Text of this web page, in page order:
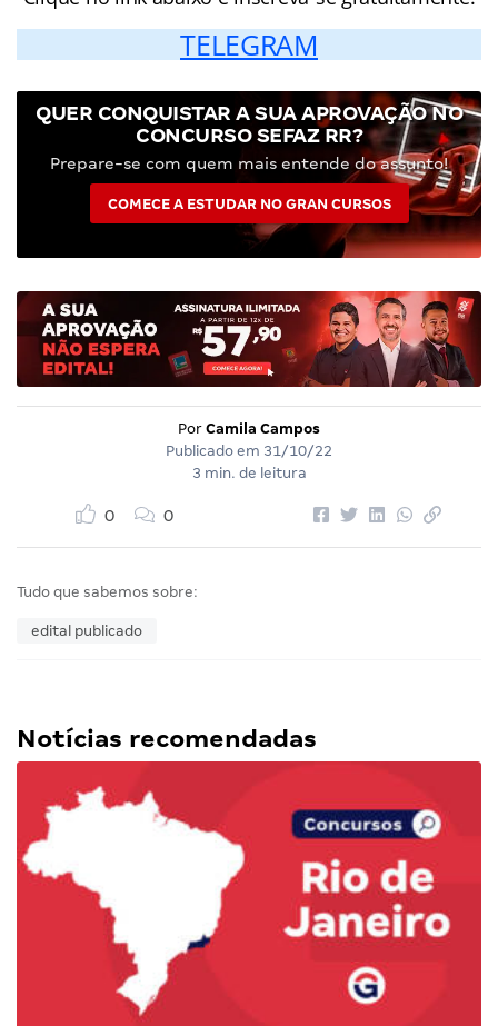
TELEGRAM
QUER CONQUISTAR A SUA APROVAÇÃO NO
CONCURSO SEFAZ RR?
Prepare-se com quem mais entende do assunto!
COMECE A ESTUDAR NO GRAN CURSOS
Por Camila Campos
Publicado em 31/10/22
3 min. de leitura
0 0
Tudo que sabemos sobre:
edital publicado
Notícias recomendadas